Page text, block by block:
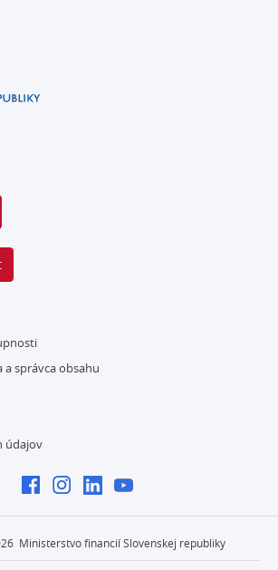
a správca obsahu
údajov
Ministerstvo financií Slovenskej republiky